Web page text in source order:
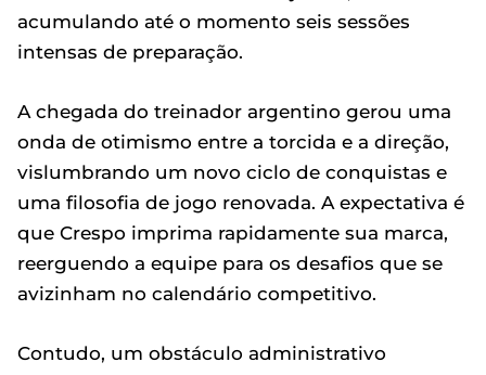
acumulando até o momento seis sessões
intensas de preparação.
A chegada do treinador argentino gerou uma
onda de otimismo entre a torcida e a direção,
vislumbrando um novo ciclo de conquistas e
uma filosofia de jogo renovada. A expectativa é
que Crespo imprima rapidamente sua marca,
reerguendo a equipe para os desafios que se
avizinham no calendário competitivo.
Contudo, um obstáculo administrativo